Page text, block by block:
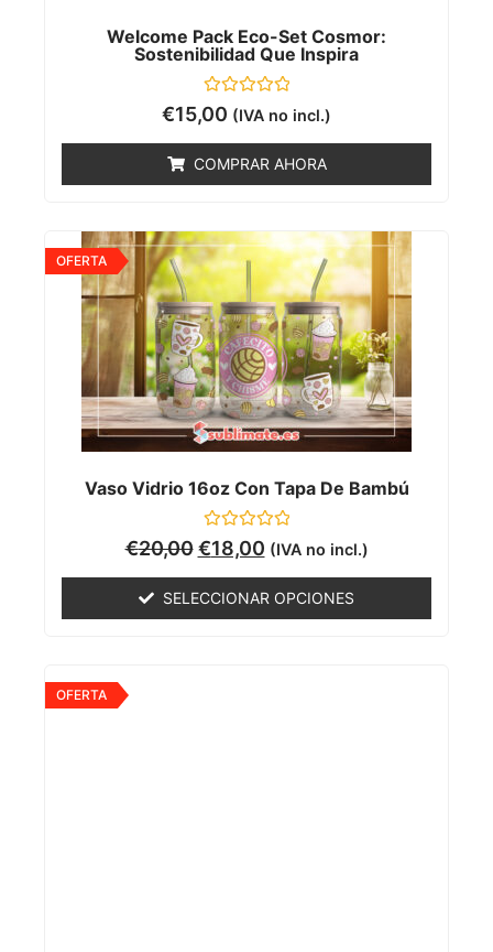
Welcome Pack Eco-Set Cosmor:
Sostenibilidad Que Inspira
Valorado
con
5
€15,00 (IVA no incl.)
COMPRAR AHORA
Vaso Vidrio 16oz Con Tapa De Bambú
Valorado
con
5
OFERTA
€20,00 €18,00 (IVA no incl.)
SELECCIONAR OPCIONES
OFERTA